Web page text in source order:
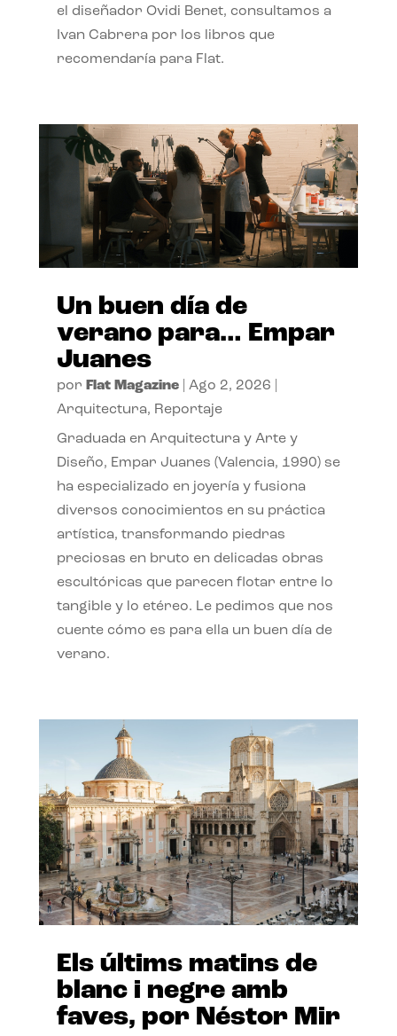
el diseñador Ovidi Benet, consultamos a
Ivan Cabrera por los libros que
recomendaría para Flat.
Un buen día de
verano para… Empar
Juanes
por Flat Magazine| Ago 2, 2026
Arquitectura, Reportaje
Graduada en Arquitectura y Arte y
Diseño, Empar Juanes (Valencia, 1990) se
ha especializado en joyería y fusiona
diversos conocimientos en su práctica
artística, transformando piedras
preciosas en bruto en delicadas obras
escultóricas que parecen flotar entre lo
tangible y lo etéreo. Le pedimos que nos
cuente cómo es para ella un buen día de
verano.
Els últims matins de
blanc i negre amb
faves, por Néstor Mir